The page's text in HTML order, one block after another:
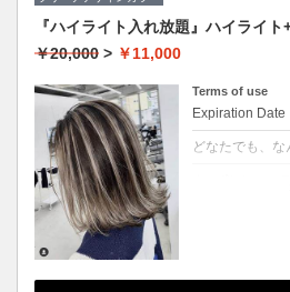
『ハイライト入れ放題』ハイライト
￥20,000 > ￥11,000
Terms of use
Expiration Date
どなたでも、